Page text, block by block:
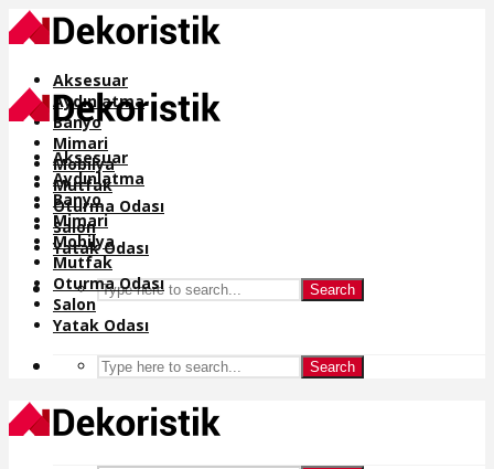
Aksesuar
Aydınlatma
Banyo
Mimari
Mobilya
Mutfak
Oturma Odası
Salon
Yatak Odası
Search
Aksesuar
Aydınlatma
Banyo
Mimari
Mobilya
Mutfak
Oturma Odası
Salon
Yatak Odası
Search